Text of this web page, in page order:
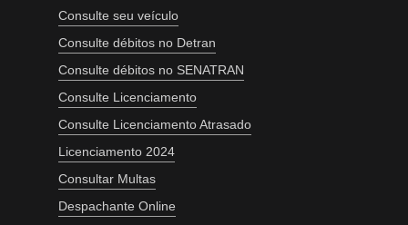
Consulte seu veículo
Consulte débitos no Detran
Consulte débitos no SENATRAN
Consulte Licenciamento
Consulte Licenciamento Atrasado
Licenciamento 2024
Consultar Multas
Despachante Online